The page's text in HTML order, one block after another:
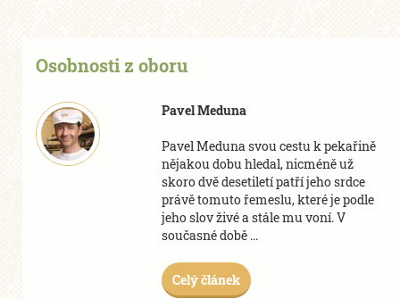
Osobnosti z oboru
Pavel Meduna
Pavel Meduna svou cestu k pekařině
nějakou dobu hledal, nicméně už
skoro dvě desetiletí patří jeho srdce
právě tomuto řemeslu, které je podle
jeho slov živé a stále mu voní. V
současné době ...
Celý článek